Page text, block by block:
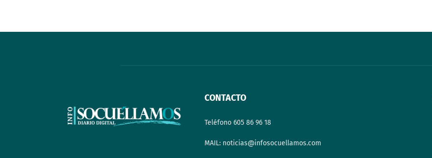
CONTACTO
Teléfono 605 86 96 18
MAIL: noticias@infosocuellamos.com